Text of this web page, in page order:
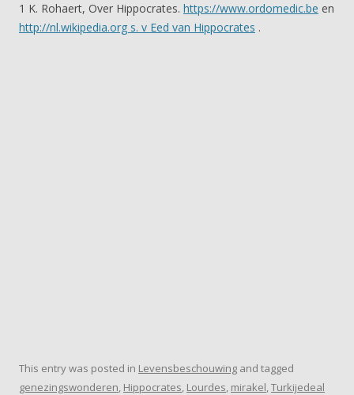
1 K. Rohaert, Over Hippocrates. https://www.ordomedic.be en
http://nl.wikipedia.org s. v Eed van Hippocrates .
This entry was posted in Levensbeschouwing and tagged
genezingswonderen, Hippocrates, Lourdes, mirakel,Turkijedeal